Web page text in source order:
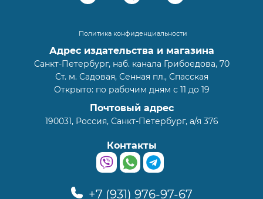
Политика конфиденциальности
Адрес издательства и магазина
Санкт-Петербург, наб. канала Грибоедова, 70
Ст. м. Садовая, Сенная пл., Спасская
Открыто: по рабочим дням с 11 до 19
Почтовый адрес
190031, Россия, Санкт-Петербург, а/я 376
Контакты
+7 (931) 976-97-67